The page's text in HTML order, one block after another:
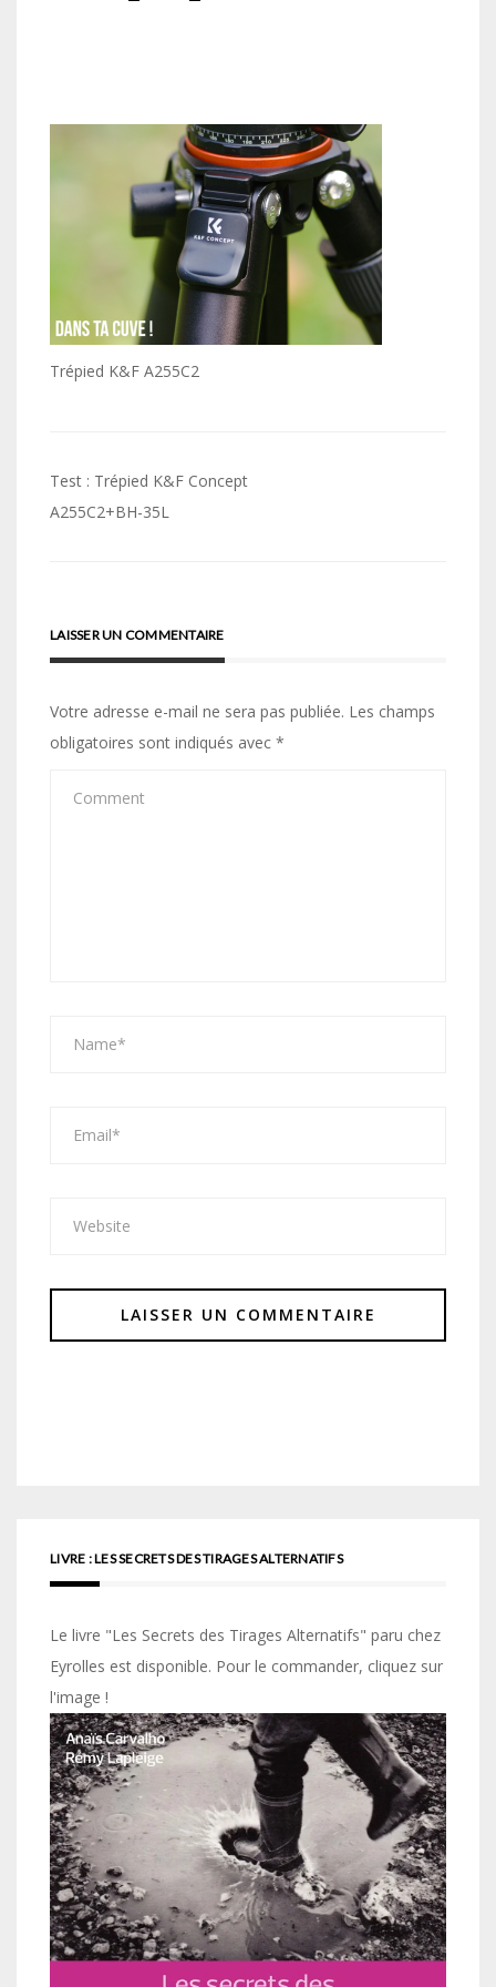
Trépied K&F A255C2
Navigation
de
Test : Trépied K&F Concept
A255C2+BH-35L
LAISSER UN COMMENTAIRE
Votre adresse e-mail ne sera pas publiée. Les champs
obligatoires sont indiqués avec *
LIVRE : LES SECRETS DES TIRAGES ALTERNATIFS
Le livre "Les Secrets des Tirages Alternatifs" paru chez
Eyrolles est disponible. Pour le commander, cliquez sur
l'image !